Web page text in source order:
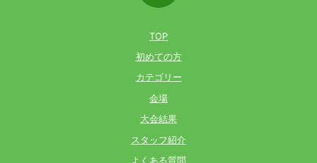
TOP
初めての方
カテゴリー
会場
大会結果
スタッフ紹介
よくある質問